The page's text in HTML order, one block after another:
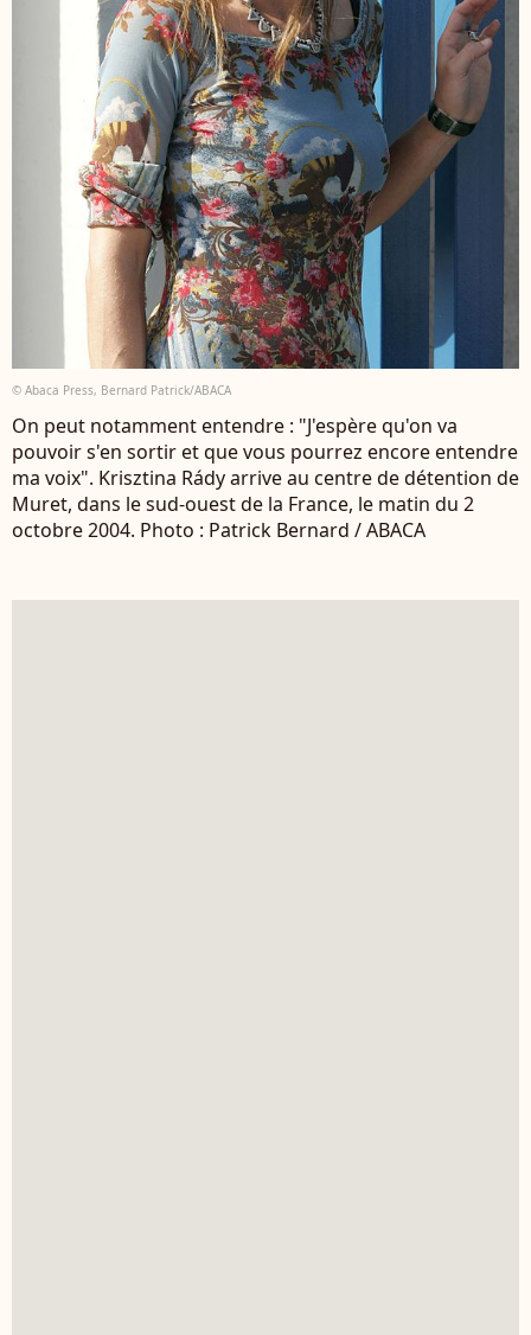
© Abaca Press, Bernard Patrick/ABACA
On peut notamment entendre : "J'espère qu'on va
pouvoir s'en sortir et que vous pourrez encore entendre
ma voix". Krisztina Rády arrive au centre de détention de
Muret, dans le sud-ouest de la France, le matin du 2
octobre 2004. Photo : Patrick Bernard / ABACA